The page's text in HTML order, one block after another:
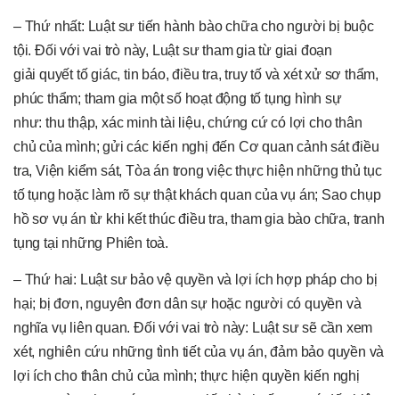
– Thứ nhất: Luật sư tiến hành bào chữa cho người bị buộc
tội. Đối với vai trò này, Luật sư tham gia từ giai đoạn
giải quyết tố giác, tin báo, điều tra, truy tố và xét xử sơ thẩm,
phúc thẩm; tham gia một số hoạt động tố tụng hình sự
như: thu thập, xác minh tài liệu, chứng cứ có lợi cho thân
chủ của mình; gửi các kiến nghị đến Cơ quan cảnh sát điều
tra, Viện kiểm sát, Tòa án trong việc thực hiện những thủ tục
tố tụng hoặc làm rõ sự thật khách quan của vụ án; Sao chụp
hồ sơ vụ án từ khi kết thúc điều tra, tham gia bào chữa, tranh
tụng tại những Phiên toà.
– Thứ hai: Luật sư bảo vệ quyền và lợi ích hợp pháp cho bị
hại; bị đơn, nguyên đơn dân sự hoặc người có quyền và
nghĩa vụ liên quan. Đối với vai trò này: Luật sư sẽ cần xem
xét, nghiên cứu những tình tiết của vụ án, đảm bảo quyền và
lợi ích cho thân chủ của mình; thực hiện quyền kiến nghị